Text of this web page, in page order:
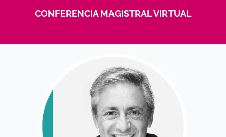
CONFERENCIA MAGISTRAL VIRTUAL